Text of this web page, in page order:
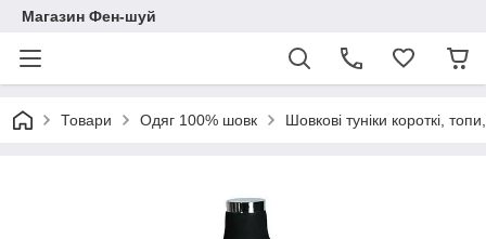
Магазин Фен-шуй
Товари Одяг 100% шовк Шовкові туніки короткі,